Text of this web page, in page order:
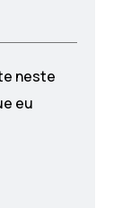
neste
eu